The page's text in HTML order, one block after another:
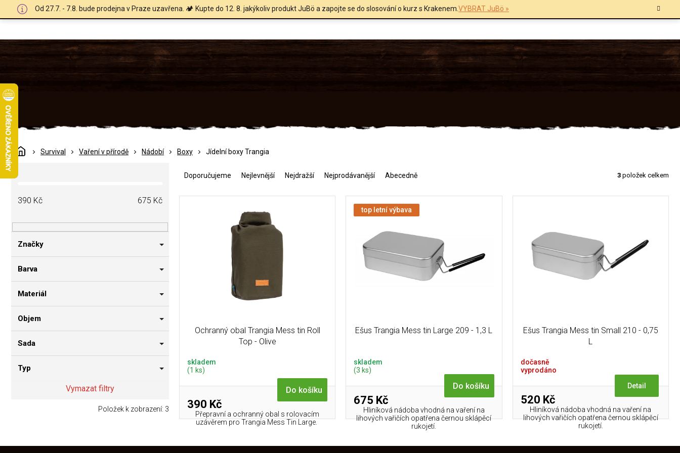
Od 27.7. - 7.8. bude prodejna v Praze uzavřena. 🏕️ Kupte do 12. 8. jakýkoliv produkt JuBö a zapojte se do slosování o kurz s Krakenem.VYBRAT JuBö »
DomůSurvival Vaření v přírodě Nádobí Boxy Jídelní boxy Trangia
P
o
a
n
í
a
390 Kč 675 Kč
Značky
Barva
Materiál
Objem
Sada
Typ
Vymazat filtry
Položek k zobrazení: 3
e
Doporučujeme Nejlevnější Nejdražší Nejprodávanější Abecedně 3 položek celkem
Ochranný obal Trangia Mess tin Roll
Top - Olive
skladem
(1 ks)
390 Kč
Do košíku
Přepravní a ochranný obal s rolovacím
uzávěrem pro Trangia Mess Tin Large.
top letní výbava
Ešus Trangia Mess tin Large 209 - 1,3 L
skladem
(3 ks)
675 Kč
Do košíku
Hliníková nádoba vhodná na vaření na
lihových vařičích opatřena černou sklápěcí
rukojetí.
Ešus Trangia Mess tin Small 210 - 0,75
L
dočasně
vyprodáno
520 Kč
Detail
Hliníková nádoba vhodná na vaření na
lihových vařičích opatřena černou sklápěcí
rukojetí.
O